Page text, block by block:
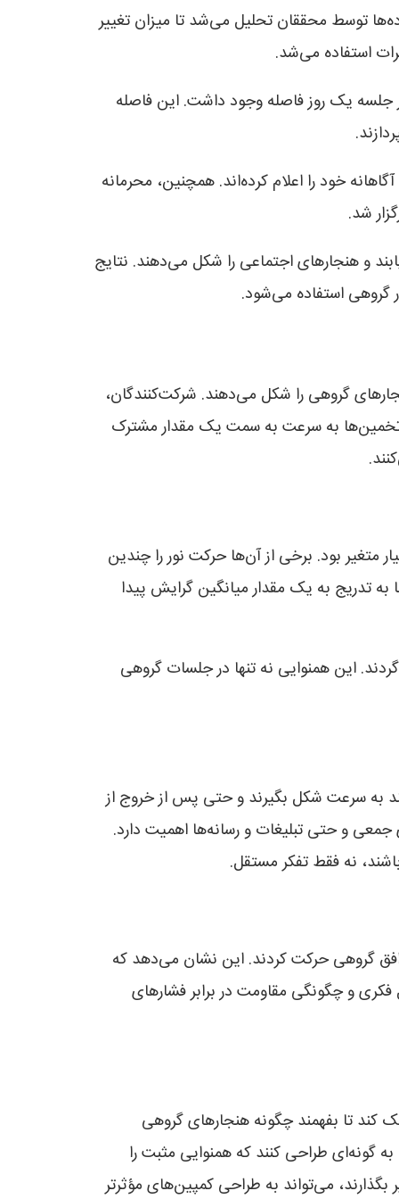
توسط محققان تحلیل می‌شد تا میزان تغییر
استفاده می‌شد.
تقریباً ۳۰ دقیقه طول می‌کشید و بین هر جلسه یک روز فاصله وجود داشت. این فاصله
خود را اعلام کرده‌اند. همچنین، محرمانه
شد.
و هنجارهای اجتماعی را شکل می‌دهند. نتایج
گروهی استفاده می‌شود.
گروهی را شکل می‌دهند. شرکت‌کنندگان،
تخمین‌ها به سرعت به سمت یک مقدار مشترک
بود. برخی از آن‌ها حرکت نور را چندین
تدریج به یک مقدار میانگین گرایش پیدا
این همنوایی نه تنها در جلسات گروهی
به سرعت شکل بگیرند و حتی پس از خروج از
جمعی و حتی تبلیغات و رسانه‌ها اهمیت دارد.
نه فقط تفکر مستقل.
گروهی حرکت کردند. این نشان می‌دهد که
فکری و چگونگی مقاومت در برابر فشارهای
کند تا بفهمند چگونه هنجارهای گروهی
گونه‌ای طراحی کنند که همنوایی مثبت را
بگذارند، می‌تواند به طراحی کمپین‌های مؤثرتر